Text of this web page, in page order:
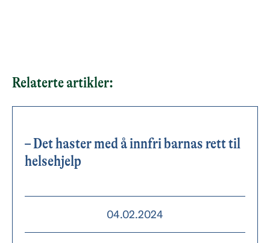
Relaterte artikler:
– Det haster med å innfri barnas rett til
helsehjelp
04.02.2024